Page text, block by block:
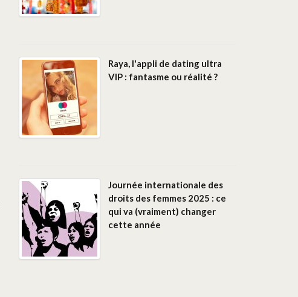
Raya, l'appli de dating ultra
VIP : fantasme ou réalité ?
Journée internationale des
droits des femmes 2025 : ce
qui va (vraiment) changer
cette année